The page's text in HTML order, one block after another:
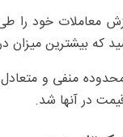
معاملات خود
منفی و
در آنها شد.